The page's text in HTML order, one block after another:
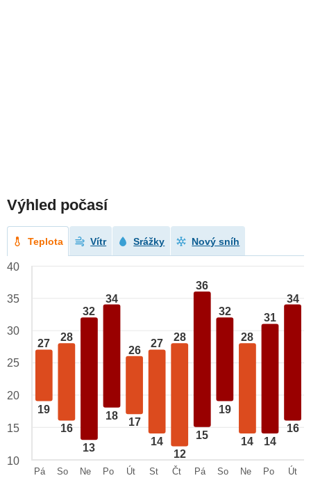
Výhled počasí
Teplota Vítr Srážky Nový sníh
27
19
28
16
32
13
34
18
26
17
27
14
28
12
36
15
32
19
28
14
31
14
34
16
40
35
30
25
20
15
10
Pá
So
Ne
Po
Út
St
Čt
Pá
So
Ne
Po
Út